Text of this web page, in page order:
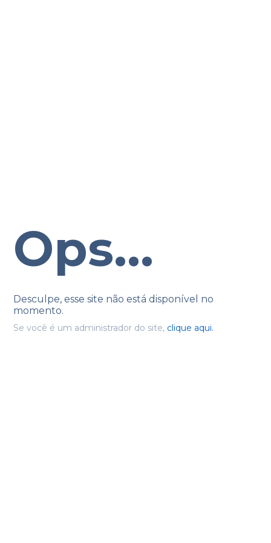
Ops...
Desculpe, esse site não está disponível no
momento.
Se você é um administrador do site, clique aqui.